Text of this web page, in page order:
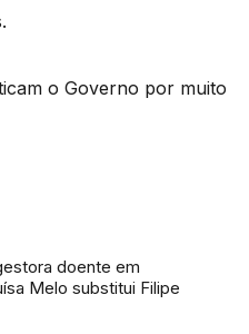
o Governo por muito
doente em
Melo substitui Filipe